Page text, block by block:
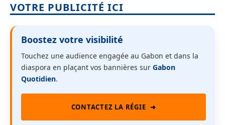
VOTRE PUBLICITÉ ICI
Boostez votre visibilité
Touchez une audience engagée au Gabon et dans la
diaspora en plaçant vos bannières sur Gabon
Quotidien.
CONTACTEZ LA RÉGIE ➜